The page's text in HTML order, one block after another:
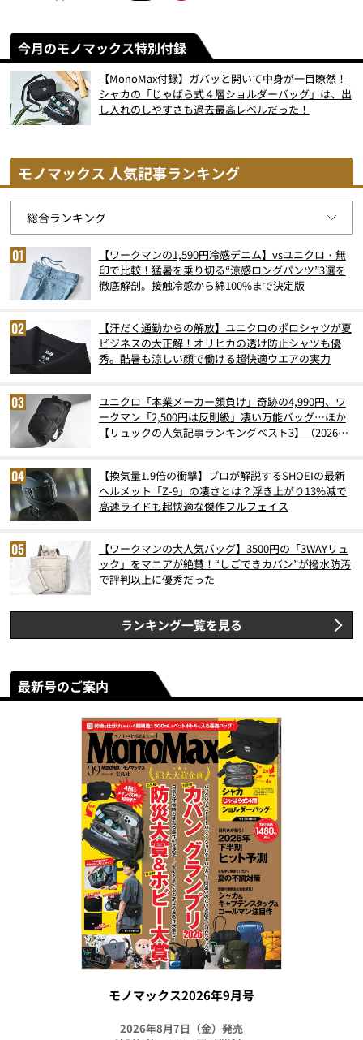
今月のモノマックス特別付録
【MonoMax付録】ガバッと開いて中身が一目瞭然！
シャカの「じゃばら式４層ショルダーバッグ」は、出
し入れのしやすさも過去最高レベルだった！
モノマックス 人気記事ランキング
【ワークマンの1,590円冷感デニム】vsユニクロ・無
印で比較！猛暑を乗り切る“涼感ロングパンツ”3選を
徹底解剖。接触冷感から綿100%まで決定版
【汗だく通勤からの解放】ユニクロのポロシャツが夏
ビジネスの大正解！オリヒカの透け防止シャツも優
秀。酷暑も涼しい顔で働ける超快適ウエアの実力
ユニクロ「本業メーカー顔負け」奇跡の4,990円、ワ
ークマン「2,500円は反則級」凄い万能バッグ…ほか
【リュックの人気記事ランキングベスト3】（2026年
【換気量1.9倍の衝撃】プロが解説するSHOEIの最新
ヘルメット「Z-9」の凄さとは？浮き上がり13%減で
高速ライドも超快適な傑作フルフェイス
【ワークマンの大人気バッグ】3500円の「3WAYリュ
ック」をマニアが絶賛！“しごできカバン”が撥水防汚
で評判以上に優秀だった
ランキング一覧を見る
最新号のご案内
モノマックス2026年9月号
2026年8月7日（金）発売